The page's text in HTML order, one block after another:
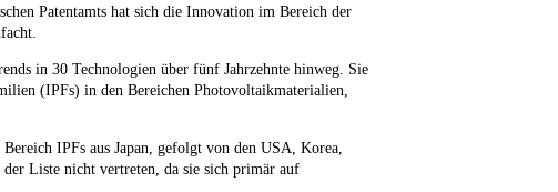
Patentamts hat sich die Innovation im Bereich der
in 30 Technologien über fünf Jahrzehnte hinweg. Sie
(IPFs) in den Bereichen Photovoltaikmaterialien,
IPFs aus Japan, gefolgt von den USA, Korea,
Liste nicht vertreten, da sie sich primär auf